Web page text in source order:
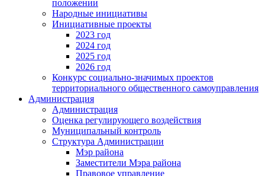
положении
Народные инициативы
Инициативные проекты
2023 год
2024 год
2025 год
2026 год
Конкурс социально-значимых проектов
территориального общественного самоуправления
Администрация
Администрация
Оценка регулирующего воздействия
Муниципальный контроль
Структура Администрации
Мэр района
Заместители Мэра района
Правовое управление